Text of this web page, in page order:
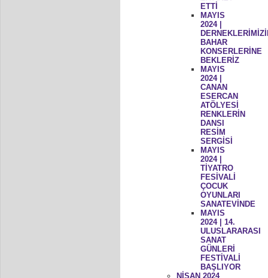
ETTİ
MAYIS
2024 |
BAHAR
KONSERLERİNE
BEKLERİZ
MAYIS
2024 |
CANAN
ESERCAN
ATÖLYESİ
RENKLERİN
DANSI
RESİM
SERGİSİ
MAYIS
2024 |
TİYATRO
FESİVALİ
ÇOCUK
OYUNLARI
SANATEVİNDE
MAYIS
2024 | 14.
ULUSLARARASI
SANAT
GÜNLERİ
FESTİVALİ
BAŞLIYOR
NİSAN 2024